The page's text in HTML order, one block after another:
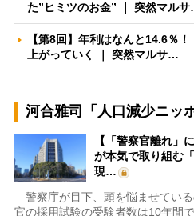
た”ヒミツのお金” ｜ 突然マル
【第8回】年利はなんと14.6％
上がっていく ｜ 突然マルサ…
河合雅司「人口減少ニッ
【「警察官離れ」
が本気で取り組む
現…
警察庁が目下、頭を悩ませてい
官の採用試験の受験者数は10年間